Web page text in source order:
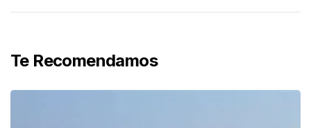
Te Recomendamos